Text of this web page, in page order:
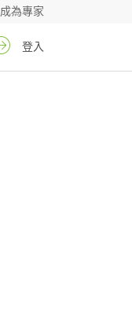
成為專家
登入